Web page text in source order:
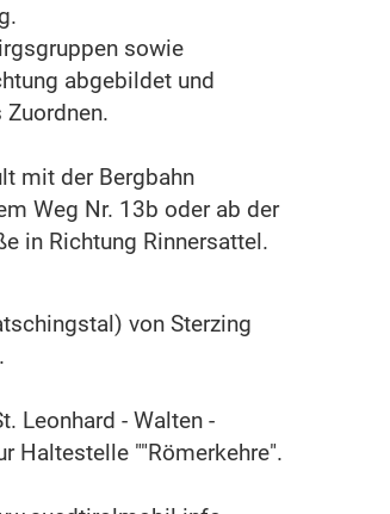
sowie
abgebildet und
mit der Bergbahn
Weg Nr. 13b oder ab der
in Richtung Rinnersattel.
von Sterzing
Leonhard - Walten -
Haltestelle ""Römerkehre".